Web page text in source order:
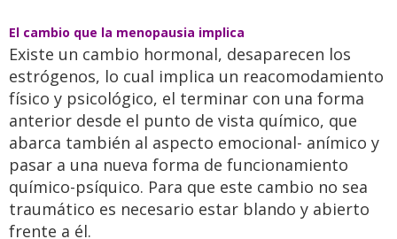
El cambio que la menopausia implica
Existe un cambio hormonal, desaparecen los
estrógenos, lo cual implica un reacomodamiento
físico y psicológico, el terminar con una forma
anterior desde el punto de vista químico, que
abarca también al aspecto emocional- anímico y
pasar a una nueva forma de funcionamiento
químico-psíquico. Para que este cambio no sea
traumático es necesario estar blando y abierto
frente a él.